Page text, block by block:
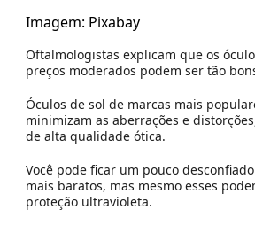
Imagem: Pixabay
Oftalmologistas explicam que os
preços moderados podem ser tão
Óculos de sol de marcas mais
minimizam as aberrações e
de alta qualidade ótica.
Você pode ficar um pouco
mais baratos, mas mesmo esses
proteção ultravioleta.